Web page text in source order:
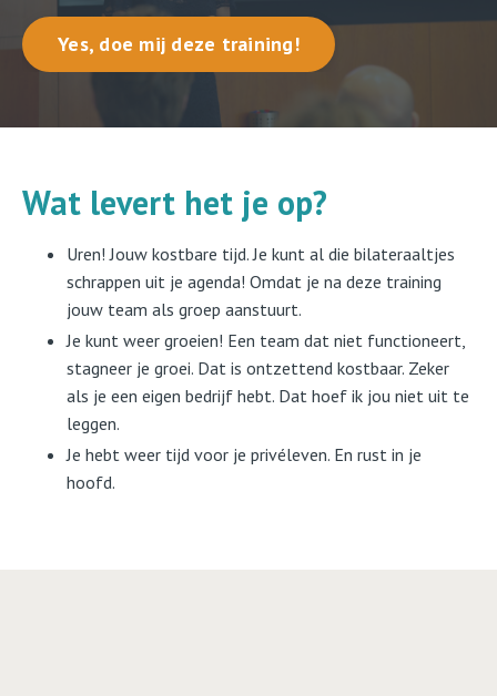
Yes, doe mij deze training!
Wat levert het je op?
Uren! Jouw kostbare tijd. Je kunt al die bilateraaltjes
schrappen uit je agenda! Omdat je na deze training
jouw team als groep aanstuurt.
Je kunt weer groeien! Een team dat niet functioneert,
stagneer je groei. Dat is ontzettend kostbaar. Zeker
als je een eigen bedrijf hebt. Dat hoef ik jou niet uit te
leggen.
Je hebt weer tijd voor je privéleven. En rust in je
hoofd.